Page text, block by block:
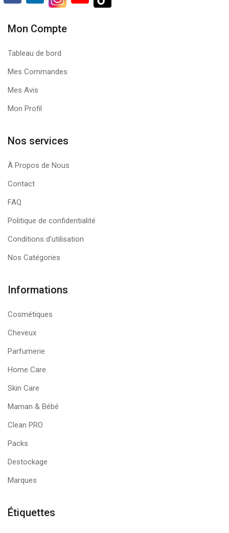
Mon Compte
Tableau de bord
Mes Commandes
Mes Avis
Mon Profil
Nos services
À Propos de Nous
Contact
FAQ
Politique de confidentialité
Conditions d'utilisation
Nos Catégories
Informations
Cosmétiques
Cheveux
Parfumerie
Home Care
Skin Care
Maman & Bébé
Clean PRO
Packs
Destockage
Marques
Étiquettes